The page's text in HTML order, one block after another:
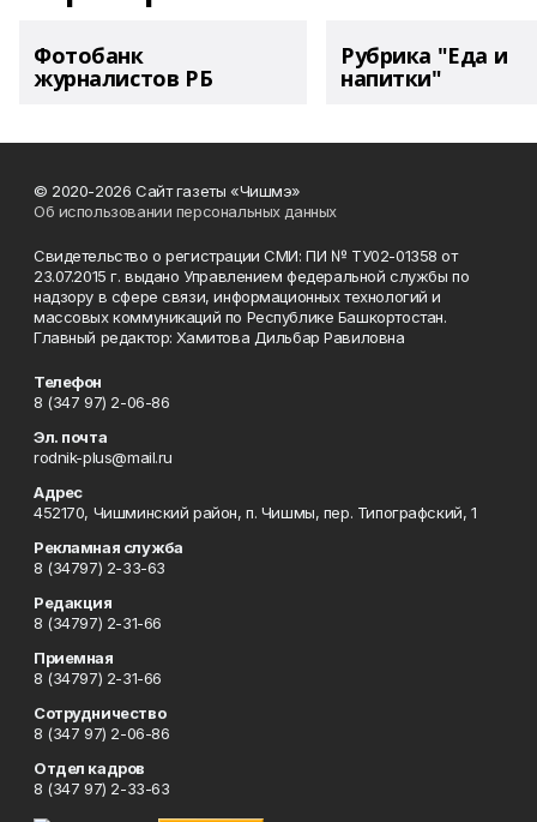
Фотобанк
журналистов РБ
Рубрика "Еда и
напитки"
© 2020-2026 Сайт газеты «Чишмэ»
Об использовании персональных данных
Свидетельство о регистрации СМИ: ПИ № ТУ02-01358 от
23.07.2015 г. выдано Управлением федеральной службы по
надзору в сфере связи, информационных технологий и
массовых коммуникаций по Республике Башкортостан.
Главный редактор: Хамитова Дильбар Равиловна
Телефон
8 (347 97) 2-06-86
Эл. почта
rodnik-plus@mail.ru
Адрес
452170, Чишминский район, п. Чишмы, пер. Типографский, 1
Рекламная служба
8 (34797) 2-33-63
Редакция
8 (34797) 2-31-66
Приемная
8 (34797) 2-31-66
Сотрудничество
8 (347 97) 2-06-86
Отдел кадров
8 (347 97) 2-33-63